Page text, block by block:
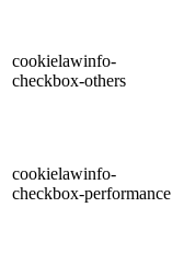
cookielawinfo-
checkbox-others
cookielawinfo-
checkbox-performance